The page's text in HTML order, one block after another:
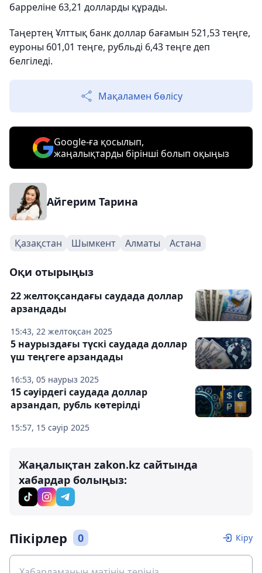
барреліне 63,21 долларды құрады.
Таңертең Ұлттық банк доллар бағамын 521,53 теңге,
еуроны 601,01 теңге, рубльді 6,43 теңге деп
белгіледі.
Мақаламен бөлісу
Google-ға қосылып,
жаңалықтарды бірінші болып оқыңыз
Айгерим Тарина
Қазақстан Шымкент Алматы Астана
Оқи отырыңыз
15:43, 22 желтоқсан 2025
22 желтоқсандағы саудада доллар
арзандады
16:53, 05 наурыз 2025
5 наурыздағы түскі саудада доллар
үш теңгеге арзандады
15:57, 15 сәуір 2025
15 сәуірдегі саудада доллар
арзандап, рубль көтерілді
Жаңалықтан zakon.kz сайтында
хабардар болыңыз:
Пікірлер 0 Кіру